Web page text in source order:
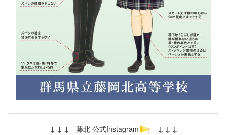
↓ ↓ ↓ 藤北 公式Instagram ↓ ↓ ↓